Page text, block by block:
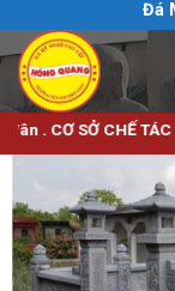
qua
nội
dung
Đá
SỞ CHẾ TÁC